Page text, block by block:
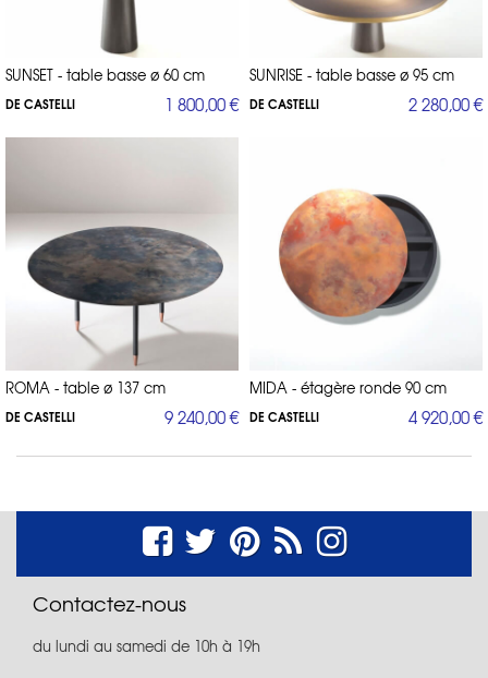
SUNSET - table basse ø 60 cm
DE CASTELLI 1 800,00 €
SUNRISE - table basse ø 95 cm
DE CASTELLI 2 280,00 €
ROMA - table ø 137 cm
DE CASTELLI 9 240,00 €
MIDA - étagère ronde 90 cm
DE CASTELLI 4 920,00 €
Contactez-nous
du lundi au samedi de 10h à 19h